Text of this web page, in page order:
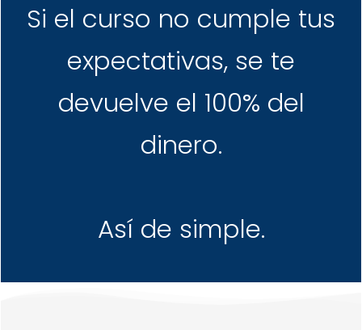
Si el curso no cumple tus
expectativas, se te
devuelve el 100% del
dinero.
Así de simple.